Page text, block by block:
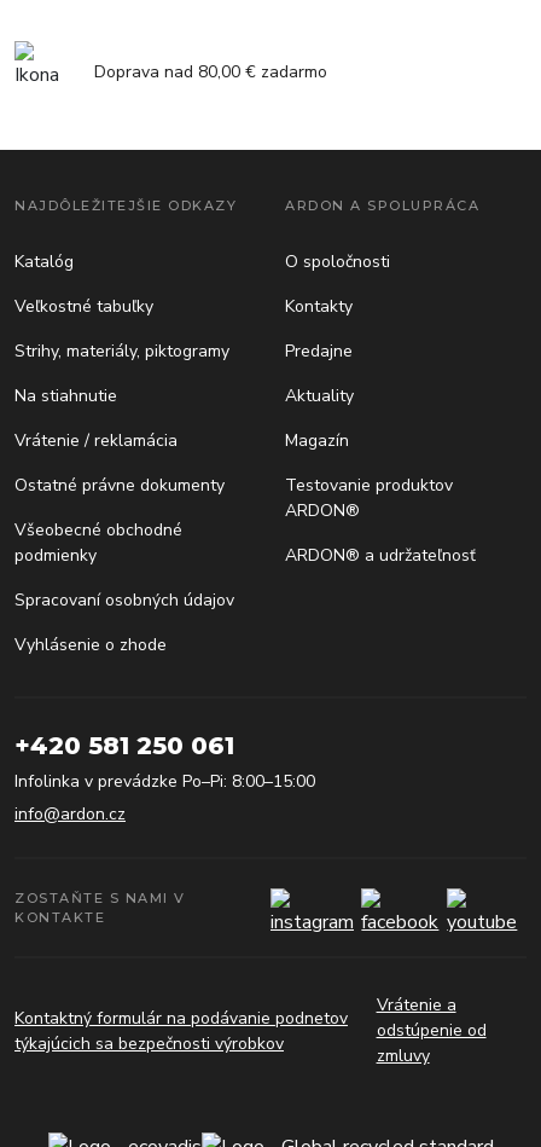
Doprava nad 80,00 € zadarmo
NAJDÔLEŽITEJŠIE ODKAZY
Katalóg
Veľkostné tabuľky
Strihy, materiály, piktogramy
Na stiahnutie
Vrátenie / reklamácia
Ostatné právne dokumenty
Všeobecné obchodné
podmienky
Spracovaní osobných údajov
Vyhlásenie o zhode
ARDON A SPOLUPRÁCA
O spoločnosti
Kontakty
Predajne
Aktuality
Magazín
Testovanie produktov
ARDON®
ARDON® a udržateľnosť
+420 581 250 061
Infolinka v prevádzke Po–Pi: 8:00–15:00
info@ardon.cz
ZOSTAŇTE S NAMI V
KONTAKTE
Kontaktný formulár na podávanie podnetov
týkajúcich sa bezpečnosti výrobkov
Vrátenie a
odstúpenie od
zmluvy